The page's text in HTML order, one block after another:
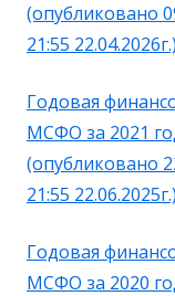
(опубликовано
21:55 22.04.2026г.)
Годовая
МСФО за 2021
(опубликовано
21:55 22.06.2025г.)
Годовая
МСФО за 2020